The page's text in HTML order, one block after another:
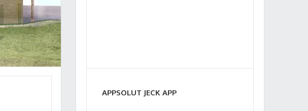
APPSOLUT JECK APP